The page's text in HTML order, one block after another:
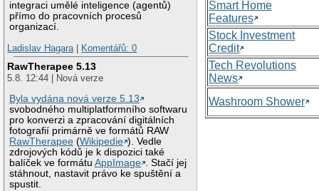
integraci umělé inteligence (agentů)
přímo do pracovních procesů
organizací.
Ladislav Hagara
Komentářů: 0
RawTherapee 5.13
5.8. 12:44 | Nová verze
Byla vydána nová verze 5.13
svobodného multiplatformního softwaru
pro konverzi a zpracování digitálních
fotografií primárně ve formátů RAW
RawTherapee (Wikipedie ). Vedle
zdrojových kódů je k dispozici také
balíček ve formátuAppImage . Stačí jej
stáhnout, nastavit právo ke spuštění a
spustit.
Smart Home
Features
Stock Investment
Credit
Tech Revolutions
News
Washroom Shower